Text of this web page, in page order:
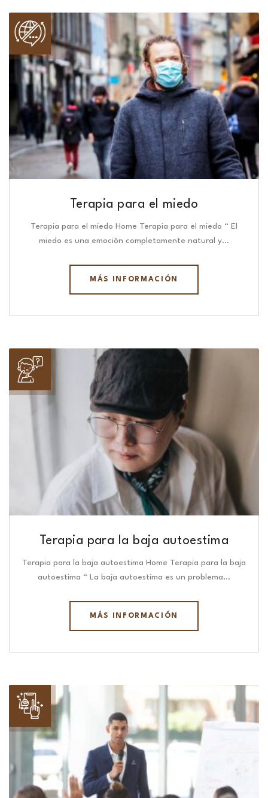
Terapia para el miedo
Terapia para el miedo Home Terapia para el miedo “ El
miedo es una emoción completamente natural y…
MÁS INFORMACIÓN
Terapia para la baja autoestima
Terapia para la baja autoestima Home Terapia para la baja
autoestima “ La baja autoestima es un problema…
MÁS INFORMACIÓN